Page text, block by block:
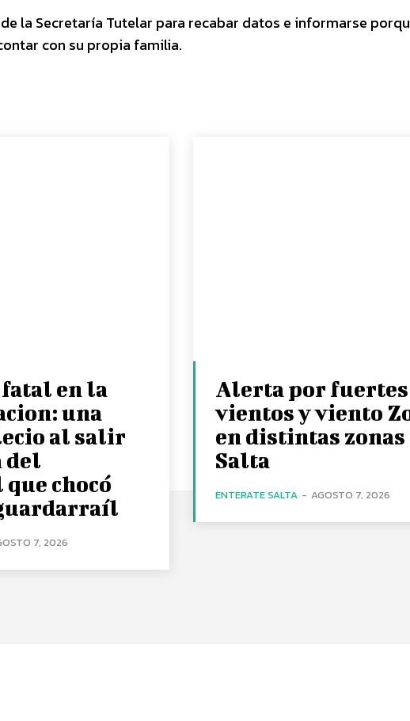
la Secretaría Tutelar para recabar datos e informarse
con su propia familia.
en la
una
al salir
del
chocó
7, 2026
Alerta por fuertes
vientos y viento
en distintas zonas
Salta
ENTERATE SALTA - AGOSTO 7, 2026